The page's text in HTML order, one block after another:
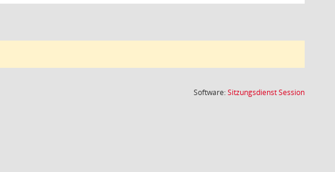
Software:SitzungsdienstSession(Wird in